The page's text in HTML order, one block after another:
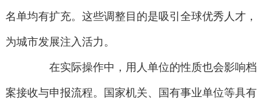
名单均有扩充。这些调整目的是吸引全球优秀人才，
为城市发展注入活力。
在实际操作中，用人单位的性质也会影响档
案接收与申报流程。国家机关、国有事业单位等具有